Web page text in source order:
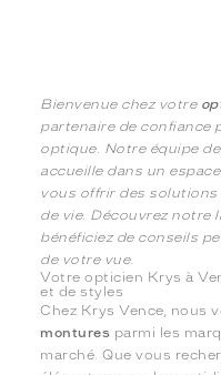
Bienvenue chez votre
partenaire de confiance
optique. Notre équipe
accueille dans un
vous offrir des
de vie. Découvrez notre
bénéficiez de conseils
de votre vue.
Votre opticien Krys à
et de styles
Chez Krys Vence, nous
montures parmi les
marché. Que vous